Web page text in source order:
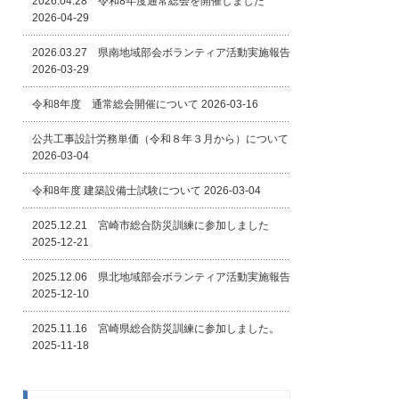
2026-04-29
2026.03.27 県南地域部会ボランティア活動実施報告
2026-03-29
令和8年度 通常総会開催について 2026-03-16
公共工事設計労務単価（令和８年３月から）について
2026-03-04
令和8年度 建築設備士試験について 2026-03-04
2025.12.21 宮崎市総合防災訓練に参加しました
2025-12-21
2025.12.06 県北地域部会ボランティア活動実施報告
2025-12-10
2025.11.16 宮崎県総合防災訓練に参加しました。
2025-11-18